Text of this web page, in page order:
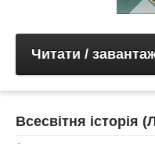
Читати /
Всесвітня історія